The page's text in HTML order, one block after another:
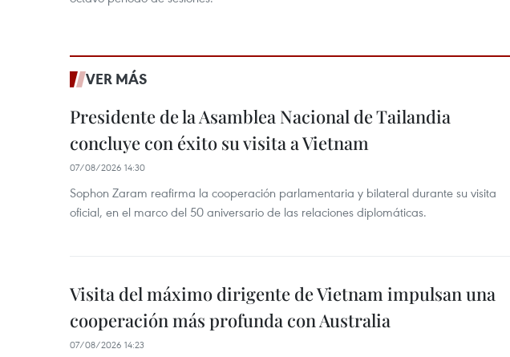
VER MÁS
Presidente de la Asamblea Nacional de Tailandia
concluye con éxito su visita a Vietnam
07/08/2026 14:30
Sophon Zaram reafirma la cooperación parlamentaria y bilateral durante su visita
oficial, en el marco del 50 aniversario de las relaciones diplomáticas.
Visita del máximo dirigente de Vietnam impulsan una
cooperación más profunda con Australia
07/08/2026 14:23